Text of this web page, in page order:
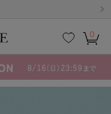
お気
に入
カー
ト
0